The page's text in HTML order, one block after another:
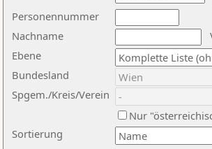
Nachname
Ebene
Sortierung
Personennummer
Bundesland
Spgem./Kreis/Verein
Nur